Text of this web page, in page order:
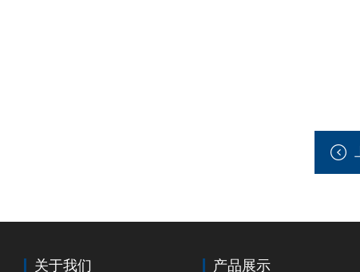
关于我们 产品展示